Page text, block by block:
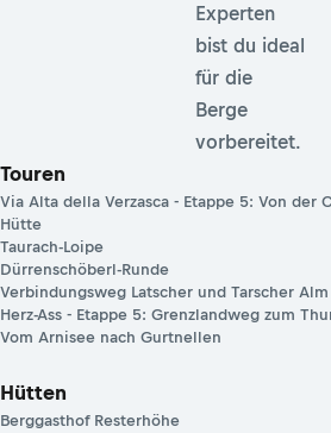
Experten
bist du ideal
für die
Berge
vorbereitet.
Touren
Via Alta della Verzasca - Etappe 5: Von der
Hütte
Taurach-Loipe
Dürrenschöberl-Runde
Verbindungsweg Latscher und Tarscher Alm
Herz-Ass - Etappe 5: Grenzlandweg zum
Vom Arnisee nach Gurtnellen
Hütten
Berggasthof Resterhöhe